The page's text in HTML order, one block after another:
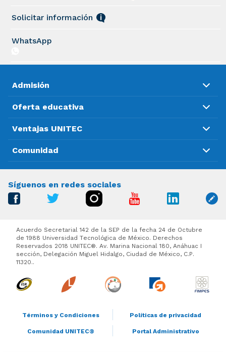
Solicitar información
WhatsApp
Admisión
Oferta educativa
Ventajas UNITEC
Comunidad
Síguenos en redes sociales
Términos y Condiciones Políticas de privacidad
Comunidad UNITEC® Portal Administrativo
Acuerdo Secretarial 142 de la SEP de la fecha 24 de Octubre
de 1988 Universidad Tecnológica de México. Derechos
Reservados 2018 UNITEC®. Av. Marina Nacional 180, Anáhuac I
sección, Delegación Miguel Hidalgo, Ciudad de México, C.P.
11320..